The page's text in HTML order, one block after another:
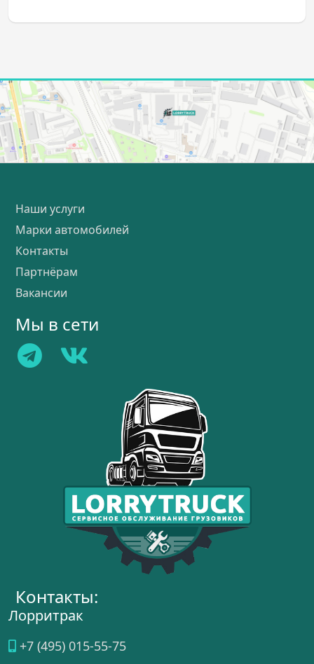
Наши услуги
Марки автомобилей
Контакты
Партнёрам
Вакансии
Мы в сети
Контакты:
Лорритрак
+7 (495) 015-55-75